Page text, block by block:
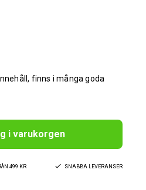
finns i många goda
i varukorgen
499 KR SNABBA LEVERANSER